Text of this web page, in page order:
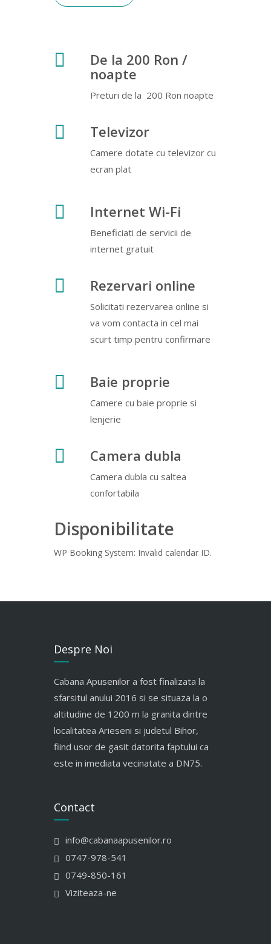
De la 200 Ron /
noapte
Preturi de la 200 Ron noapte
Televizor
Camere dotate cu televizor cu
ecran plat
Internet Wi-Fi
Beneficiati de servicii de
internet gratuit
Rezervari online
Solicitati rezervarea online si
va vom contacta in cel mai
scurt timp pentru confirmare
Baie proprie
Camere cu baie proprie si
lenjerie
Camera dubla
Camera dubla cu saltea
confortabila
Disponibilitate
WP Booking System: Invalid calendar ID.
Despre Noi
Cabana Apusenilor a fost finalizata la
sfarsitul anului 2016 si se situaza la o
altitudine de 1200 m la granita dintre
localitatea Arieseni si judetul Bihor,
fiind usor de gasit datorita faptului ca
este in imediata vecinatate a DN75.
Contact
info@cabanaapusenilor.ro
0747-978-541
0749-850-161
Viziteaza-ne